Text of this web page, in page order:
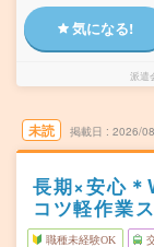
気になる!
派遣
未読 掲載日 2026/
長期×安心＊
コツ軽作業
職種未経験OK